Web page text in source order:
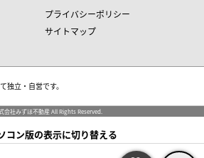
プライバシーポリシー
サイトマップ
独立・自営です。
会社みずほ不動産 All Rights Reserved.
コン版の表示に切り替える